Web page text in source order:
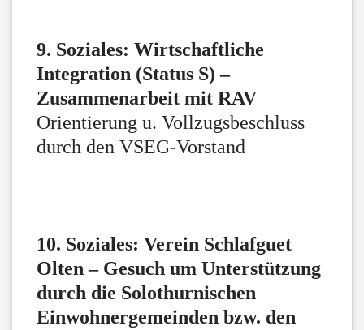
9. Soziales: Wirtschaftliche
Integration (Status S) –
Zusammenarbeit mit RAV
Orientierung u. Vollzugsbeschluss
durch den VSEG-Vorstand
10. Soziales: Verein Schlafguet
Olten – Gesuch um Unterstützung
durch die Solothurnischen
Einwohnergemeinden bzw. den